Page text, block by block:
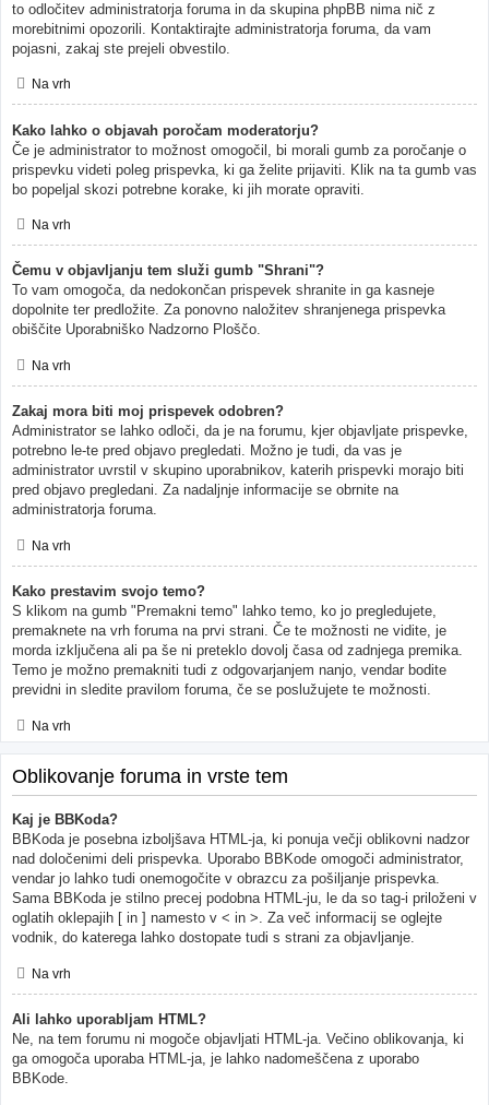
to odločitev administratorja foruma in da skupina phpBB nima nič z
morebitnimi opozorili. Kontaktirajte administratorja foruma, da vam
pojasni, zakaj ste prejeli obvestilo.
Na vrh
Kako lahko o objavah poročam moderatorju?
Če je administrator to možnost omogočil, bi morali gumb za poročanje o
prispevku videti poleg prispevka, ki ga želite prijaviti. Klik na ta gumb vas
bo popeljal skozi potrebne korake, ki jih morate opraviti.
Na vrh
Čemu v objavljanju tem služi gumb "Shrani"?
To vam omogoča, da nedokončan prispevek shranite in ga kasneje
dopolnite ter predložite. Za ponovno naložitev shranjenega prispevka
obiščite Uporabniško Nadzorno Ploščo.
Na vrh
Zakaj mora biti moj prispevek odobren?
Administrator se lahko odloči, da je na forumu, kjer objavljate prispevke,
potrebno le-te pred objavo pregledati. Možno je tudi, da vas je
administrator uvrstil v skupino uporabnikov, katerih prispevki morajo biti
pred objavo pregledani. Za nadaljnje informacije se obrnite na
administratorja foruma.
Na vrh
Kako prestavim svojo temo?
S klikom na gumb "Premakni temo" lahko temo, ko jo pregledujete,
premaknete na vrh foruma na prvi strani. Če te možnosti ne vidite, je
morda izključena ali pa še ni preteklo dovolj časa od zadnjega premika.
Temo je možno premakniti tudi z odgovarjanjem nanjo, vendar bodite
previdni in sledite pravilom foruma, če se poslužujete te možnosti.
Na vrh
Oblikovanje foruma in vrste tem
Kaj je BBKoda?
BBKoda je posebna izboljšava HTML-ja, ki ponuja večji oblikovni nadzor
nad določenimi deli prispevka. Uporabo BBKode omogoči administrator,
vendar jo lahko tudi onemogočite v obrazcu za pošiljanje prispevka.
Sama BBKoda je stilno precej podobna HTML-ju, le da so tag-i priloženi v
oglatih oklepajih [ in ] namesto v < in >. Za več informacij se oglejte
vodnik, do katerega lahko dostopate tudi s strani za objavljanje.
Na vrh
Ali lahko uporabljam HTML?
Ne, na tem forumu ni mogoče objavljati HTML-ja. Večino oblikovanja, ki
ga omogoča uporaba HTML-ja, je lahko nadomeščena z uporabo
BBKode.